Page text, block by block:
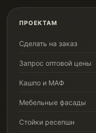
ПРОЕКТАМ
Сделать на заказ
Запрос оптовой цены
Кашпо и МАФ
Мебельные фасады
Стойки ресепшн